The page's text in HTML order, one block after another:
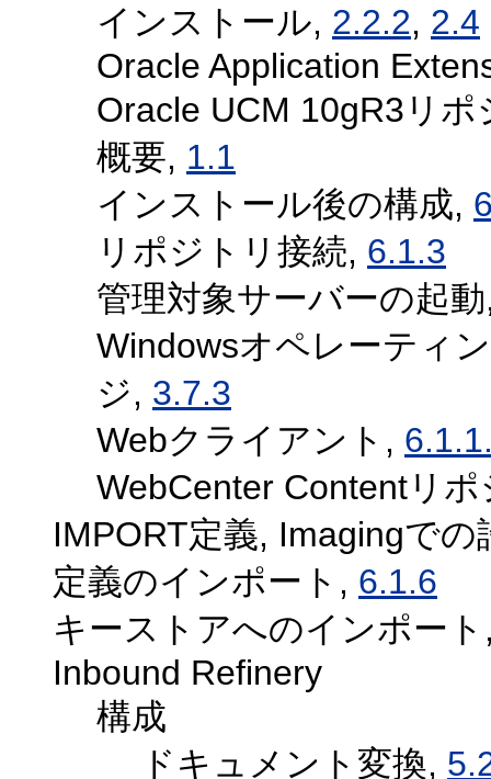
インストール, 2.2.2, 2.4
Oracle Application
Oracle UCM 10gR3リ
概要, 1.1
インストール後の構成,
リポジトリ接続, 6.1.3
管理対象サーバーの起
Windowsオペレーティ
ジ, 3.7.3
Webクライアント,
WebCenter Contentリ
IMPORT定義, Imagingで
定義のインポート, 6.1.6
キーストアへのインポー
Inbound Refinery
構成
ドキュメント変換,